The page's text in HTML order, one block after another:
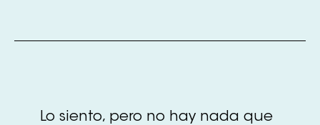
Lo siento, pero no hay nada que